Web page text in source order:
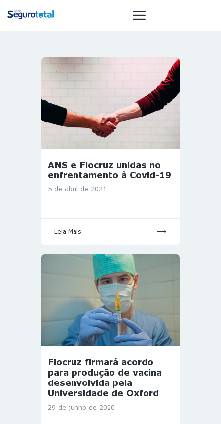
NOTÍCIAS
GAIVOTA DE
OURO
GESTORAS
HOMEST
ANS e Fiocruz unidas no
enfrentamento à Covid-19
5 de abril de 2021
Leia Mais
Fiocruz firmará acordo
para produção de vacina
desenvolvida pela
Universidade de Oxford
29 de junho de 2020